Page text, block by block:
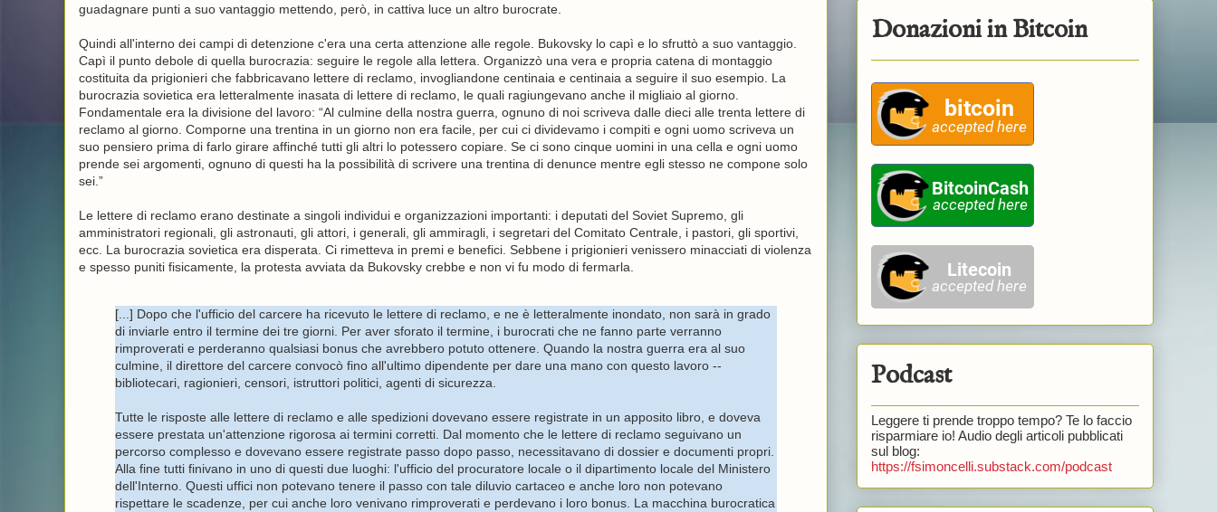
guadagnare punti a suo vantaggio mettendo, però, in cattiva luce un altro burocrate.
Quindi all'interno dei campi di detenzione c'era una certa attenzione alle regole. Bukovsky lo capì e lo sfruttò a suo vantaggio.
Capì il punto debole di quella burocrazia: seguire le regole alla lettera. Organizzò una vera e propria catena di montaggio
costituita da prigionieri che fabbricavano lettere di reclamo, invogliandone centinaia e centinaia a seguire il suo esempio. La
burocrazia sovietica era letteralmente inasata di lettere di reclamo, le quali ragiungevano anche il migliaio al giorno.
Fondamentale era la divisione del lavoro: “Al culmine della nostra guerra, ognuno di noi scriveva dalle dieci alle trenta lettere di
reclamo al giorno. Comporne una trentina in un giorno non era facile, per cui ci dividevamo i compiti e ogni uomo scriveva un
suo pensiero prima di farlo girare affinché tutti gli altri lo potessero copiare. Se ci sono cinque uomini in una cella e ogni uomo
prende sei argomenti, ognuno di questi ha la possibilità di scrivere una trentina di denunce mentre egli stesso ne compone solo
sei.”
Le lettere di reclamo erano destinate a singoli individui e organizzazioni importanti: i deputati del Soviet Supremo, gli
amministratori regionali, gli astronauti, gli attori, i generali, gli ammiragli, i segretari del Comitato Centrale, i pastori, gli sportivi,
ecc. La burocrazia sovietica era disperata. Ci rimetteva in premi e benefici. Sebbene i prigionieri venissero minacciati di violenza
e spesso puniti fisicamente, la protesta avviata da Bukovsky crebbe e non vi fu modo di fermarla.
[...] Dopo che l'ufficio del carcere ha ricevuto le lettere di reclamo, e ne è letteralmente inondato, non sarà in grado
di inviarle entro il termine dei tre giorni. Per aver sforato il termine, i burocrati che ne fanno parte verranno
rimproverati e perderanno qualsiasi bonus che avrebbero potuto ottenere. Quando la nostra guerra era al suo
culmine, il direttore del carcere convocò fino all'ultimo dipendente per dare una mano con questo lavoro --
bibliotecari, ragionieri, censori, istruttori politici, agenti di sicurezza.
Tutte le risposte alle lettere di reclamo e alle spedizioni dovevano essere registrate in un apposito libro, e doveva
essere prestata un'attenzione rigorosa ai termini corretti. Dal momento che le lettere di reclamo seguivano un
percorso complesso e dovevano essere registrate passo dopo passo, necessitavano di dossier e documenti propri.
Alla fine tutti finivano in uno di questi due luoghi: l'ufficio del procuratore locale o il dipartimento locale del Ministero
dell'Interno. Questi uffici non potevano tenere il passo con tale diluvio cartaceo e anche loro non potevano
rispettare le scadenze, per cui anche loro venivano rimproverati e perdevano i loro bonus. La macchina burocratica
Donazioni in Bitcoin
Podcast
Leggere ti prende troppo tempo? Te lo faccio
risparmiare io! Audio degli articoli pubblicati
sul blog:
https://fsimoncelli.substack.com/podcast